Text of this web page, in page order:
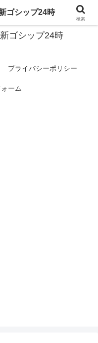
ゴシップがここに集結
ゴシップ24時
プライバシーポリシー
ーム
ゴシップ24時
検索